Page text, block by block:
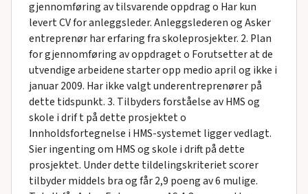
gjennomføring av tilsvarende oppdrag o Har kun
levert CV for anleggsleder. Anleggslederen og Asker
entreprenør har erfaring fra skoleprosjekter. 2. Plan
for gjennomføring av oppdraget o Forutsetter at de
utvendige arbeidene starter opp medio april og ikke i
januar 2009. Har ikke valgt underentreprenører på
dette tidspunkt. 3. Tilbyders forståelse av HMS og
skole i drif t på dette prosjektet o
Innholdsfortegnelse i HMS-systemet ligger vedlagt.
Sier ingenting om HMS og skole i drift på dette
prosjektet. Under dette tildelingskriteriet scorer
tilbyder middels bra og får 2,9 poeng av 6 mulige.